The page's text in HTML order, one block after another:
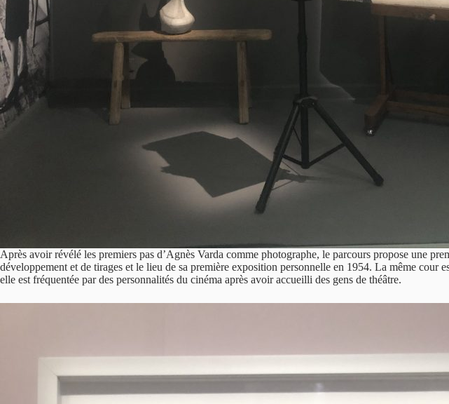
Après avoir révélé les premiers pas d’Agnès Varda comme photographe, le parcours propose une
développement et de tirages et le lieu de sa première exposition personnelle en 1954. La même cour
elle est fréquentée par des personnalités du cinéma après avoir accueilli des gens de théâtre.